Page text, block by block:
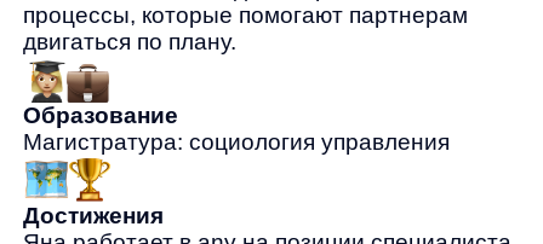
Достижения
Яна работает в any на позиции специалиста
по сопровождению клиентов CSM SME
с 2024 года и занимается поддержкой e-
commerce- и retail-проектов. В фокусе —
понятная коммуникация, доверительные
отношения с командами и рабочие
процессы, которые помогают партнерам
двигаться по плану.